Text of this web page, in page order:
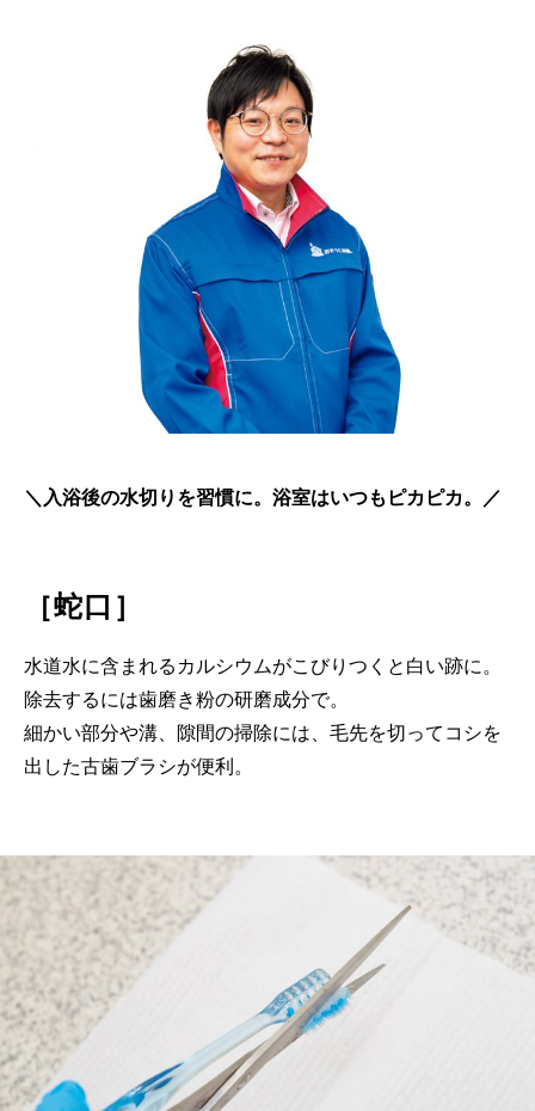
＼入浴後の水切りを習慣に。浴室はいつもピカピカ。／
［蛇口］
水道水に含まれるカルシウムがこびりつくと白い跡に。
除去するには歯磨き粉の研磨成分で。
細かい部分や溝、隙間の掃除には、毛先を切ってコシを
出した古歯ブラシが便利。